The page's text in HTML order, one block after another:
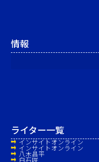
ライター一覧
インサイトオンライン
インサイトオンライン
八木昌平
白石咲
情報